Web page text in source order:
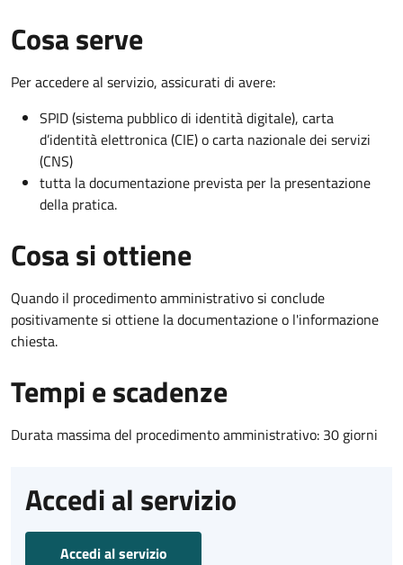
Cosa serve
Per accedere al servizio, assicurati di avere:
SPID (sistema pubblico di identità digitale), carta
d’identità elettronica (CIE) o carta nazionale dei servizi
(CNS)
tutta la documentazione prevista per la presentazione
della pratica.
Cosa si ottiene
Quando il procedimento amministrativo si conclude
positivamente si ottiene la documentazione o l'informazione
chiesta.
Tempi e scadenze
Durata massima del procedimento amministrativo: 30 giorni
Accedi al servizio
Accedi al servizio